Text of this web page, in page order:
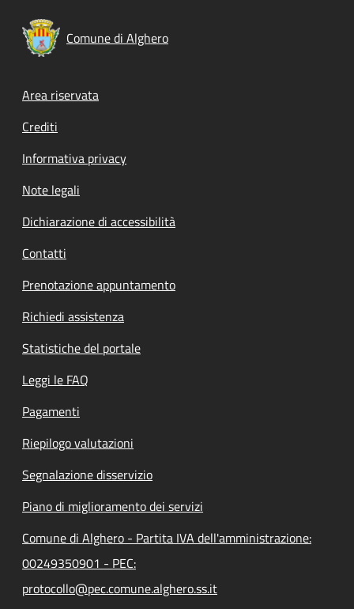
Comune di Alghero
Footer menu
Area riservata
Crediti
Informativa privacy
Note legali
Dichiarazione di accessibilità
Contatti
Prenotazione appuntamento
Richiedi assistenza
Statistiche del portale
Leggi le FAQ
Pagamenti
Riepilogo valutazioni
Segnalazione disservizio
Piano di miglioramento dei servizi
Comune di Alghero - Partita IVA dell'amministrazione:
00249350901 - PEC:
protocollo@pec.comune.alghero.ss.it